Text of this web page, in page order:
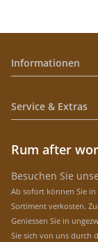
Informationen
Service & Extras
Rum after
Besuchen Sie
Ab sofort können Sie in
Sortiment verkosten.
Geniessen Sie in
Sie sich von uns durch